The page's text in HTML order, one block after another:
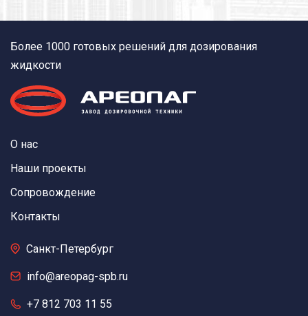
Более 1000 готовых решений для дозирования
жидкости
О нас
Наши проекты
Сопровождение
Контакты
Санкт-Петербург
info@areopag-spb.ru
+7 812 703 11 55